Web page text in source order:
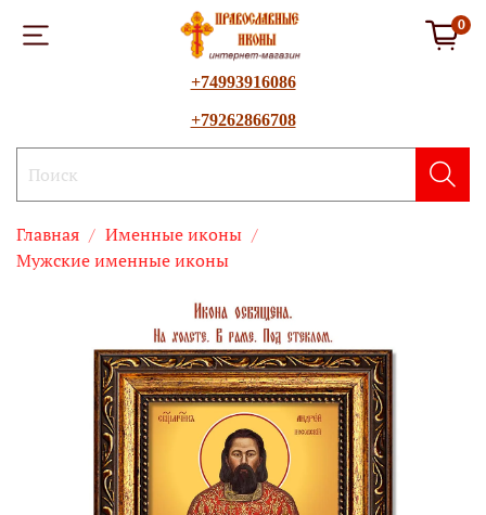
0
+74993916086
+79262866708
Главная
Именные иконы
Мужские именные иконы